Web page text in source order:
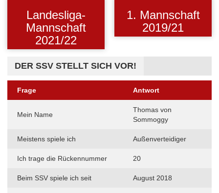
Landesliga-
Mannschaft
2021/22
1. Mannschaft
2019/21
DER SSV STELLT SICH VOR!
Frage Antwort
Mein Name
Thomas von
Sommoggy
Meistens spiele ich Außenverteidiger
Ich trage die Rückennummer 20
Beim SSV spiele ich seit August 2018